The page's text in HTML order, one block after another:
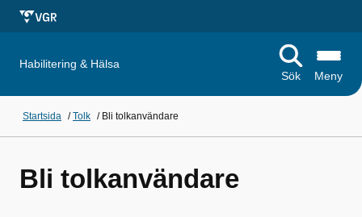
Habilitering & Hälsa
Sök
Meny
Startsida /Tolk / Bli tolkanvändare
Bli tolkanvändare